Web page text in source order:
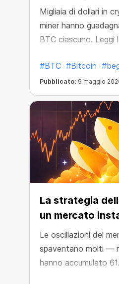
Migliaia di dollari in
miner hanno
BTC ciascuno. Leggi
#BTC #Bitcoin
Pubblicato: 9 maggio
La strategia
un mercato
Le oscillazioni del
spaventano molti —
hanno accumulato